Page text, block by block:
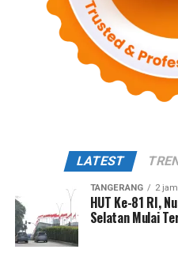
LATEST
TANGERANG 2
HUT Ke-81 RI,
Selatan Mulai